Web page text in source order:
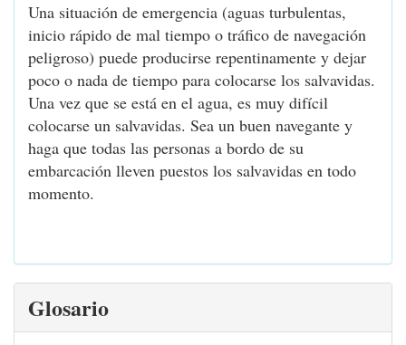
Una situación de emergencia (aguas turbulentas,
inicio rápido de mal tiempo o tráfico de navegación
peligroso) puede producirse repentinamente y dejar
poco o nada de tiempo para colocarse los salvavidas.
Una vez que se está en el agua, es muy difícil
colocarse un salvavidas. Sea un buen navegante y
haga que todas las personas a bordo de su
embarcación lleven puestos los salvavidas en todo
momento.
Glosario